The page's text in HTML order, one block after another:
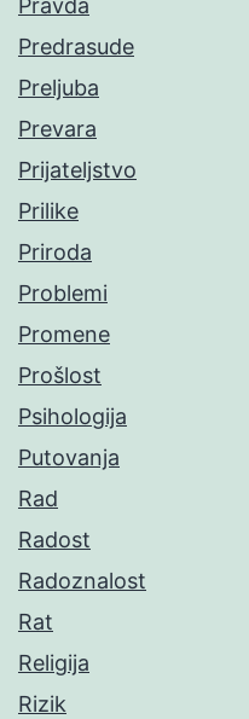
Pravda
Predrasude
Preljuba
Prevara
Prijateljstvo
Prilike
Priroda
Problemi
Promene
Prošlost
Psihologija
Putovanja
Rad
Radost
Radoznalost
Rat
Religija
Rizik